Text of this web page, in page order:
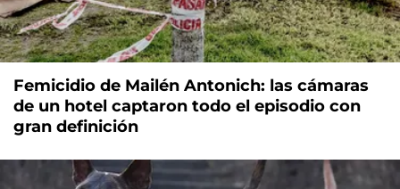
Femicidio de Mailén Antonich: las cámaras
de un hotel captaron todo el episodio con
gran definición